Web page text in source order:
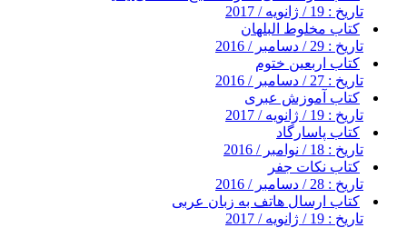
تاریخ : 19 / ژانویه / 2017
کتاب مخلوط البلهان
تاریخ : 29 / دسامبر / 2016
کتاب اربعین ختوم
تاریخ : 27 / دسامبر / 2016
کتاب آموزش عبری
تاریخ : 19 / ژانویه / 2017
کتاب پاسارگاد
تاریخ : 18 / نوامبر / 2016
کتاب نکات جفر
تاریخ : 28 / دسامبر / 2016
کتاب ارسال هاتف به زبان عربی
تاریخ : 19 / ژانویه / 2017